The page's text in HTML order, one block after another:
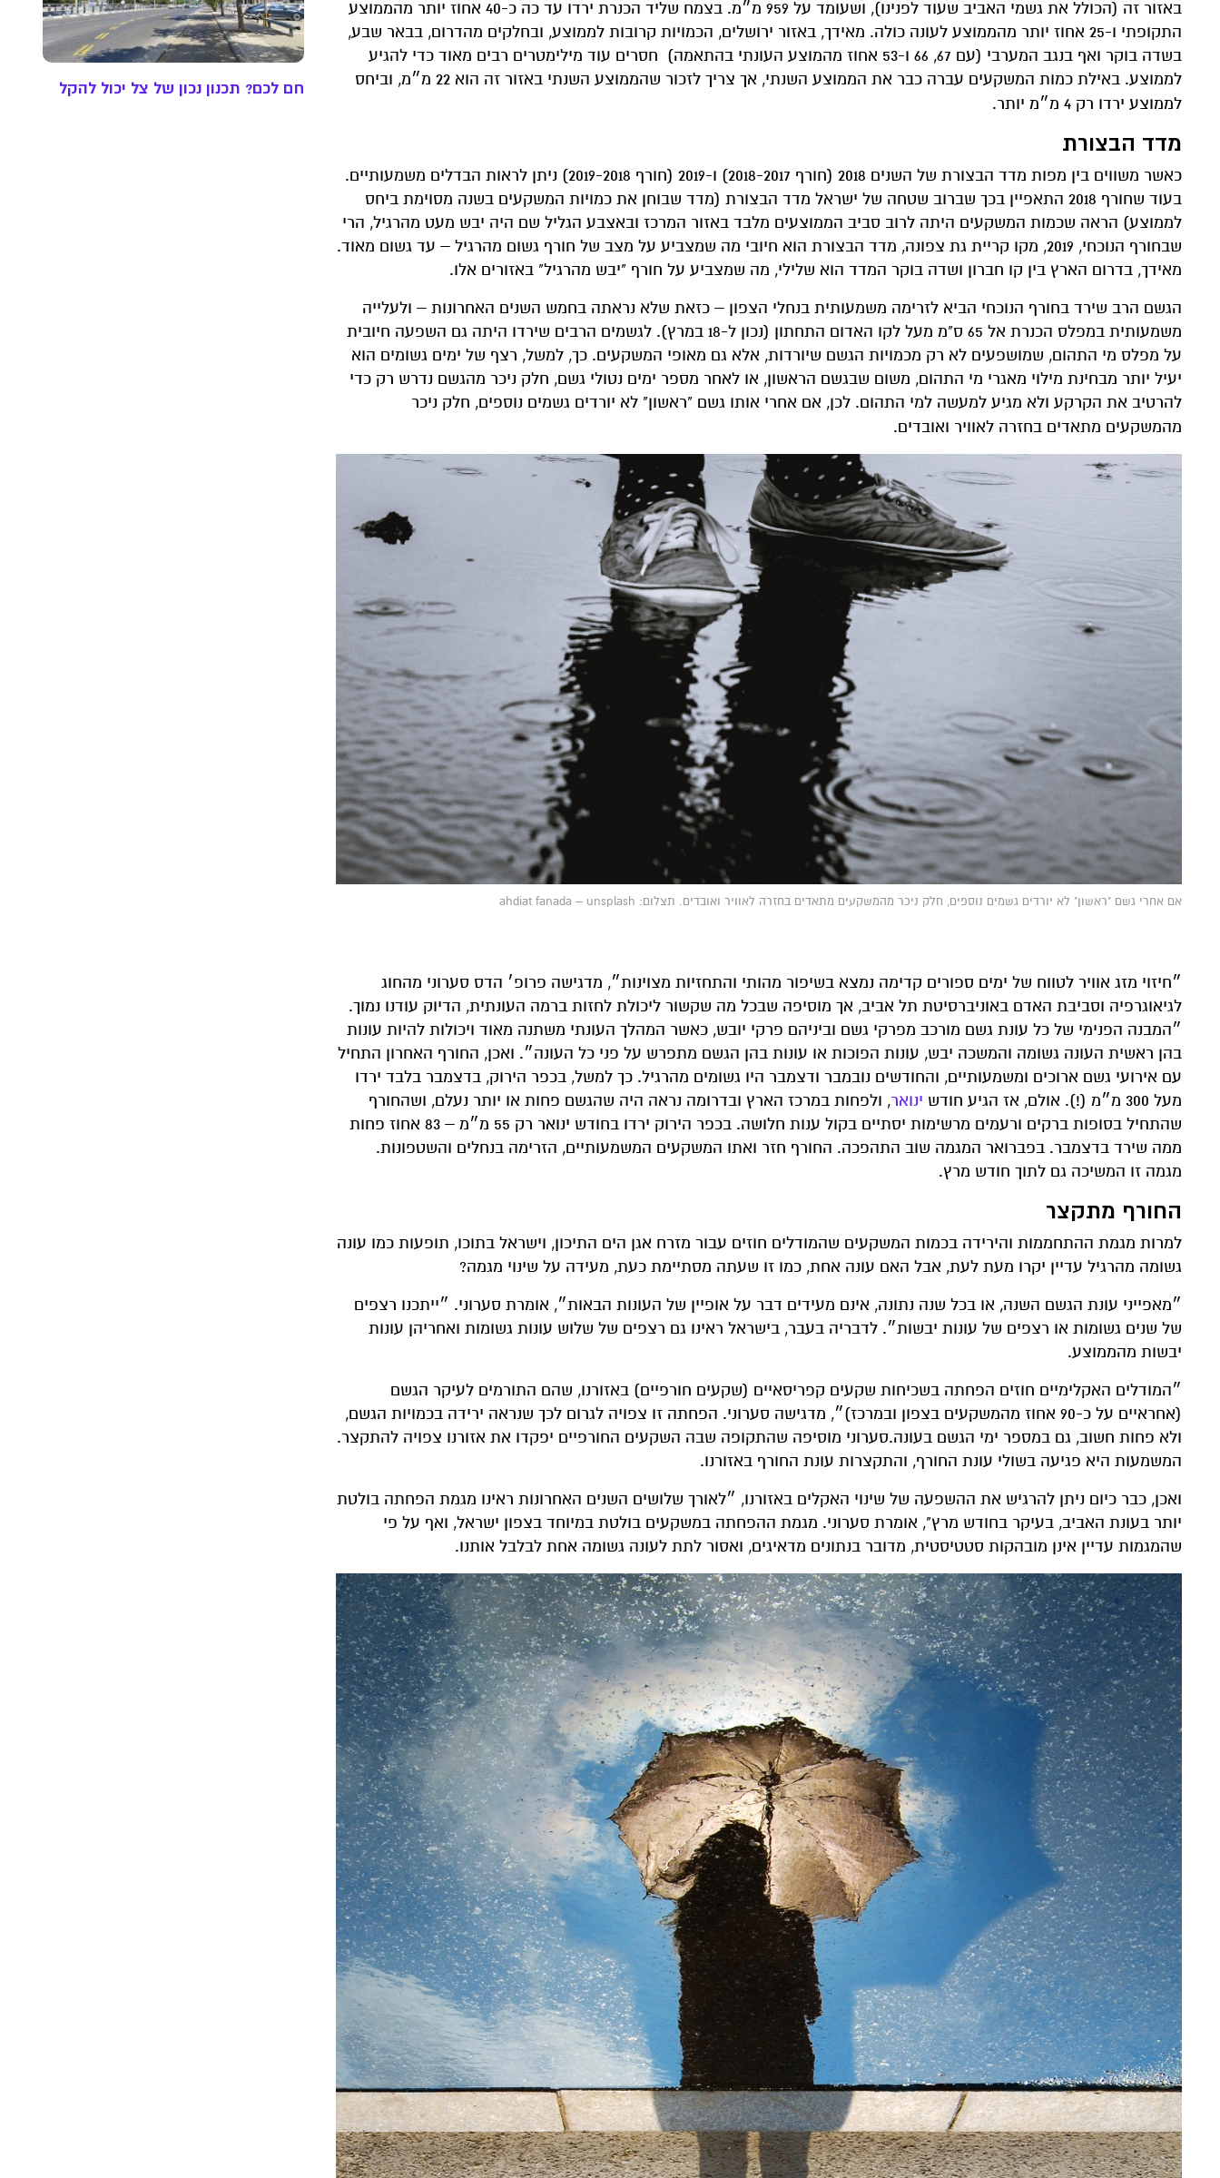
באזור זה (הכולל את גשמי האביב שעוד לפנינו), ושעומד על 959 מ״מ. בצמח שליד הכנרת ירדו עד כה כ-40 אחוז יותר מהממוצע
התקופתי ו-25 אחוז יותר מהממוצע לעונה כולה. מאידך, באזור ירושלים, הכמויות קרובות לממוצע, ובחלקים מהדרום, בבאר שבע,
בשדה בוקר ואף בנגב המערבי (עם 67, 66 ו-53 אחוז מהמוצע העונתי בהתאמה) חסרים עוד מילימטרים רבים מאוד כדי להגיע
לממוצע. באילת כמות המשקעים עברה כבר את הממוצע השנתי, אך צריך לזכור שהממוצע השנתי באזור זה הוא 22 מ״מ, וביחס
לממוצע ירדו רק 4 מ״מ יותר.
מדד הבצורת
כאשר משווים בין מפות מדד הבצורת של השנים 2018 (חורף 2018-2017) ו-2019 (חורף 2019-2018) ניתן לראות הבדלים משמעותיים.
בעוד שחורף 2018 התאפיין בכך שברוב שטחה של ישראל מדד הבצורת (מדד שבוחן את כמויות המשקעים בשנה מסוימת ביחס
לממוצע) הראה שכמות המשקעים היתה לרוב סביב הממוצעים מלבד באזור המרכז ובאצבע הגליל שם היה יבש מעט מהרגיל, הרי
שבחורף הנוכחי, 2019, מקו קריית גת צפונה, מדד הבצורת הוא חיובי מה שמצביע על מצב של חורף גשום מהרגיל – עד גשום מאוד.
מאידך, בדרום הארץ בין קו חברון ושדה בוקר המדד הוא שלילי, מה שמצביע על חורף "יבש מהרגיל" באזורים אלו.
הגשם הרב שירד בחורף הנוכחי הביא לזרימה משמעותית בנחלי הצפון – כזאת שלא נראתה בחמש השנים האחרונות – ולעלייה
משמעותית במפלס הכנרת אל 65 ס"מ מעל לקו האדום התחתון (נכון ל-18 במרץ). לגשמים הרבים שירדו היתה גם השפעה חיובית
על מפלס מי התהום, שמושפעים לא רק מכמויות הגשם שיורדות, אלא גם מאופי המשקעים. כך, למשל, רצף של ימים גשומים הוא
יעיל יותר מבחינת מילוי מאגרי מי התהום, משום שבגשם הראשון, או לאחר מספר ימים נטולי גשם, חלק ניכר מהגשם נדרש רק כדי
להרטיב את הקרקע ולא מגיע למעשה למי התהום. לכן, אם אחרי אותו גשם "ראשון" לא יורדים גשמים נוספים, חלק ניכר
מהמשקעים מתאדים בחזרה לאוויר ואובדים.
אם אחרי גשם "ראשון" לא יורדים גשמים נוספים, חלק ניכר מהמשקעים מתאדים בחזרה לאוויר ואובדים. תצלום: ahdiat fanada – unsplash
״חיזוי מזג אוויר לטווח של ימים ספורים קדימה נמצא בשיפור מהותי והתחזיות מצוינות״, מדגישה פרופ׳ הדס סערוני מהחוג
לגיאוגרפיה וסביבת האדם באוניברסיטת תל אביב, אך מוסיפה שבכל מה שקשור ליכולת לחזות ברמה העונתית, הדיוק עודנו נמוך.
״המבנה הפנימי של כל עונת גשם מורכב מפרקי גשם וביניהם פרקי יובש, כאשר המהלך העונתי משתנה מאוד ויכולות להיות עונות
בהן ראשית העונה גשומה והמשכה יבש, עונות הפוכות או עונות בהן הגשם מתפרש על פני כל העונה״. ואכן, החורף האחרון התחיל
עם אירועי גשם ארוכים ומשמעותיים, והחודשים נובמבר ודצמבר היו גשומים מהרגיל. כך למשל, בכפר הירוק, בדצמבר בלבד ירדו
מעל 300 מ״מ (!). אולם, אז הגיע חודש
ינואר, ולפחות במרכז הארץ ובדרומה נראה היה שהגשם פחות או יותר נעלם, ושהחורף
שהתחיל בסופות ברקים ורעמים מרשימות יסתיים בקול ענות חלושה. בכפר הירוק ירדו בחודש ינואר רק 55 מ״מ – 83 אחוז פחות
ממה שירד בדצמבר. בפברואר המגמה שוב התהפכה. החורף חזר ואתו המשקעים המשמעותיים, הזרימה בנחלים והשטפונות.
מגמה זו המשיכה גם לתוך חודש מרץ.
החורף מתקצר
למרות מגמת ההתחממות והירידה בכמות המשקעים שהמודלים חוזים עבור מזרח אגן הים התיכון, וישראל בתוכו, תופעות כמו עונה
גשומה מהרגיל עדיין יקרו מעת לעת, אבל האם עונה אחת, כמו זו שעתה מסתיימת כעת, מעידה על שינוי מגמה?
״מאפייני עונת הגשם השנה, או בכל שנה נתונה, אינם מעידים דבר על אופיין של העונות הבאות״, אומרת סערוני. ״ייתכנו רצפים
של שנים גשומות או רצפים של עונות יבשות״. לדבריה בעבר, בישראל ראינו גם רצפים של שלוש עונות גשומות ואחריהן עונות
יבשות מהממוצע.
״המודלים האקלימיים חוזים הפחתה בשכיחות שקעים קפריסאיים (שקעים חורפיים) באזורנו, שהם התורמים לעיקר הגשם
(אחראיים על כ-90 אחוז מהמשקעים בצפון ובמרכז)״, מדגישה סערוני. הפחתה זו צפויה לגרום לכך שנראה ירידה בכמויות הגשם,
ולא פחות חשוב, גם במספר ימי הגשם בעונה.סערוני מוסיפה שהתקופה שבה השקעים החורפיים יפקדו את אזורנו צפויה להתקצר.
המשמעות היא פגיעה בשולי עונת החורף, והתקצרות עונת החורף באזורנו.
ואכן, כבר כיום ניתן להרגיש את ההשפעה של שינוי האקלים באזורנו, ״לאורך שלושים השנים האחרונות ראינו מגמת הפחתה בולטת
יותר בעונת האביב, בעיקר בחודש מרץ", אומרת סערוני. מגמת ההפחתה במשקעים בולטת במיוחד בצפון ישראל, ואף על פי
שהמגמות עדיין אינן מובהקות סטטיסטית, מדובר בנתונים מדאיגים, ואסור לתת לעונה גשומה אחת לבלבל אותנו.
חם לכם? תכנון נכון של צל יכול להקל